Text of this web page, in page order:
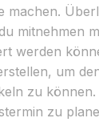
machen.
mitnehmen
werden
um
zu
zu